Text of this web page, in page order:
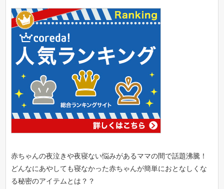
赤ちゃんの夜泣きや夜寝ない悩みがあるママの間で話題沸騰！
どんなにあやしても寝なかった赤ちゃんが簡単におとなしくな
る秘密のアイテムとは？？